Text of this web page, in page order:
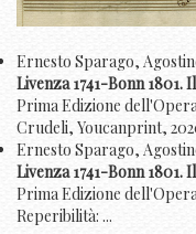
Ernesto Sparago,
Livenza 1741-Bonn 1801.
Prima Edizione
Crudeli, Youcanprint,
Ernesto Sparago,
Livenza 1741-Bonn 1801.
Prima Edizione
Reperibilità: ...